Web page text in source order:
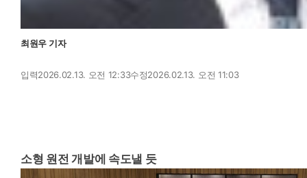
최원우 기자
입력2026.02.13. 오전 12:33수정2026.02.13. 오전 11:03
기
하
기
소형 원전 개발에 속도낼 듯